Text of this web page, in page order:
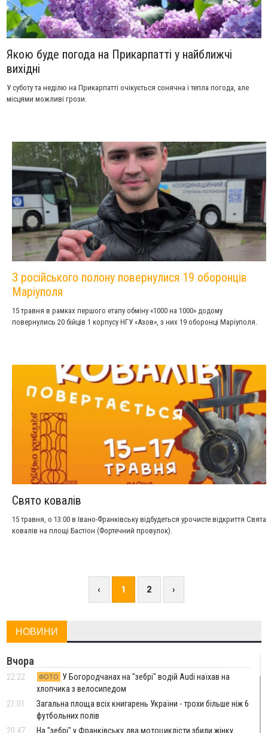
Якою буде погода на Прикарпатті у найближчі
вихідні
У суботу та неділю на Прикарпатті очікується сонячна і тепла погода, але
місцями можливі грози.
З російського полону повернулися 19 оборонців
Маріуполя
15 травня в рамках першого етапу обміну «1000 на 1000» додому
повернулись 20 бійців 1 корпусу НГУ «Азов», з них 19 оборонці Маріуполя.
Свято ковалів
15 травня, о 13:00 в Івано-Франківську відбудеться урочисте відкриття Свята
ковалів на площі Бастіон (Фортечний провулок).
‹ 1 2 ›
НОВИНИ
Вчора
22:22 ФОТО
У Богородчанах на "зебрі" водій Audi наїхав на
хлопчика з велосипедом
21:01
Загальна площа всіх книгарень України - трохи більше ніж 6
футбольних полів
20:47
На "зебрі" у Франківську два мотоциклісти збили жінку